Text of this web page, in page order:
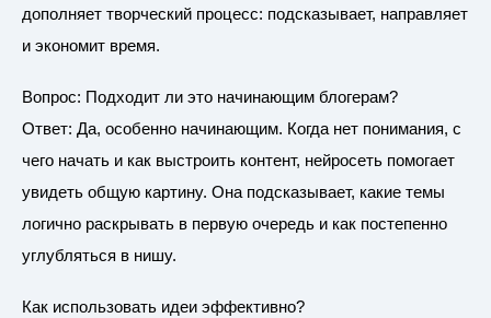
дополняет творческий процесс: подсказывает, направляет
и экономит время.
Вопрос: Подходит ли это начинающим блогерам?
Ответ: Да, особенно начинающим. Когда нет понимания, с
чего начать и как выстроить контент, нейросеть помогает
увидеть общую картину. Она подсказывает, какие темы
логично раскрывать в первую очередь и как постепенно
углубляться в нишу.
Как использовать идеи эффективно?